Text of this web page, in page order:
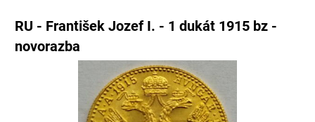
RU - František Jozef I. - 1 dukát 1915 bz -
novorazba